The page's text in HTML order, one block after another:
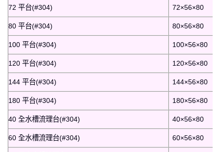
72 平台(#304) 72×56×80
80 平台(#304) 80×56×80
100 平台(#304) 100×56×80
120 平台(#304) 120×56×80
144 平台(#304) 144×56×80
180 平台(#304) 180×56×80
40 全水槽流理台(#304) 40×56×80
60 全水槽流理台(#304) 60×56×80